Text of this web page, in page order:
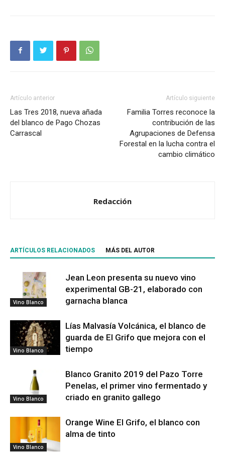
Artículo anterior
Las Tres 2018, nueva añada
del blanco de Pago Chozas
Carrascal
Artículo siguiente
Familia Torres reconoce la
contribución de las
Agrupaciones de Defensa
Forestal en la lucha contra el
cambio climático
Redacción
ARTÍCULOS RELACIONADOS MÁS DEL AUTOR
Vino Blanco
Jean Leon presenta su nuevo vino
experimental GB-21, elaborado con
garnacha blanca
Vino Blanco
Lías Malvasía Volcánica, el blanco de
guarda de El Grifo que mejora con el
tiempo
Vino Blanco
Blanco Granito 2019 del Pazo Torre
Penelas, el primer vino fermentado y
criado en granito gallego
Vino Blanco
Orange Wine El Grifo, el blanco con
alma de tinto